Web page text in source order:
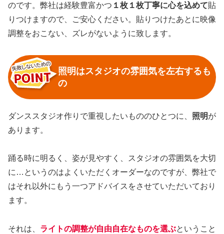
のです。弊社は経験豊富かつ １枚１枚丁寧に心を込めて貼
りつけますので、ご安心ください。貼りつけたあとに映像
調整をおこない、ズレがないように致します。
照明はスタジオの雰囲気を左右するも
の
ダンススタジオ作りで重視したいもののひとつに、 照明が
あります。
踊る時に明るく、姿が見やすく、スタジオの雰囲気を大切
に…というのはよくいただくオーダーなのですが、弊社で
はそれ以外にもう一つアドバイスをさせていただいており
ます。
それは、 ライトの調整が自由自在なものを選ぶということ